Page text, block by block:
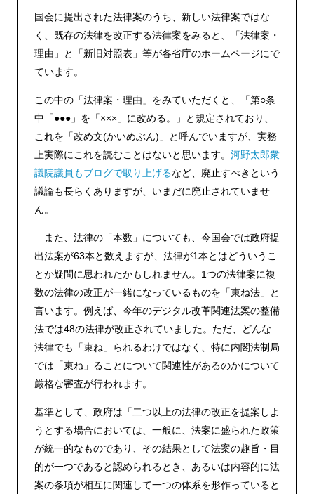
国会に提出された法律案のうち、新しい法律案ではな
く、既存の法律を改正する法律案をみると、「法律案・
理由」と「新旧対照表」等が各省庁のホームページにで
ています。
この中の「法律案・理由」をみていただくと、「第○条
中「●●●」を「×××」に改める。」と規定されており、
これを「改め文(かいめぶん)」と呼んでいますが、実務
上実際にこれを読むことはないと思います。 河野太郎衆
議院議員もブログで取り上げるなど、廃止すべきという
議論も長らくありますが、いまだに廃止されていませ
ん。
また、法律の「本数」についても、今国会では政府提
出法案が63本と数えますが、法律が1本とはどういうこ
とか疑問に思われたかもしれません。1つの法律案に複
数の法律の改正が一緒になっているものを「束ね法」と
言います。例えば、今年のデジタル改革関連法案の整備
法では48の法律が改正されていました。ただ、どんな
法律でも「束ね」られるわけではなく、特に内閣法制局
では「束ね」ることについて関連性があるのかについて
厳格な審査が行われます。
基準として、政府は「二つ以上の法律の改正を提案しよ
うとする場合においては、一般に、法案に盛られた政策
が統一的なものであり、その結果として法案の趣旨・目
的が一つであると認められるとき、あるいは内容的に法
案の条項が相互に関連して一つの体系を形作っていると